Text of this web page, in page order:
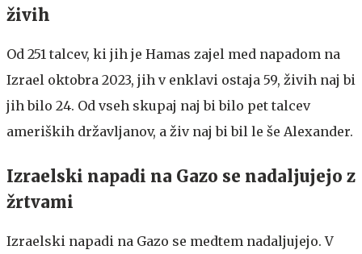
živih
Od 251 talcev, ki jih je Hamas zajel med napadom na
Izrael oktobra 2023, jih v enklavi ostaja 59, živih naj bi
jih bilo 24. Od vseh skupaj naj bi bilo pet talcev
ameriških državljanov, a živ naj bi bil le še Alexander.
Izraelski napadi na Gazo se nadaljujejo z
žrtvami
Izraelski napadi na Gazo se medtem nadaljujejo. V